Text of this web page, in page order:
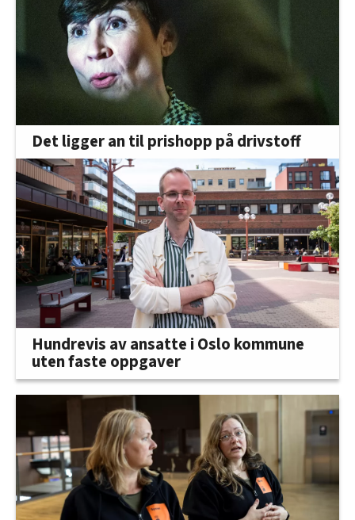
Det ligger an til prishopp på drivstoff
Hundrevis av ansatte i Oslo kommune
uten faste oppgaver